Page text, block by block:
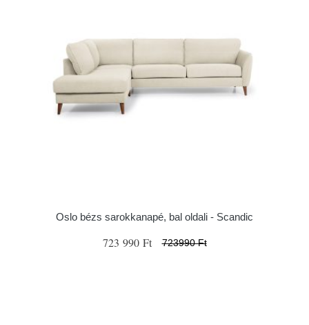
Oslo bézs sarokkanapé, bal oldali - Scandic
723 990 Ft 723990 Ft